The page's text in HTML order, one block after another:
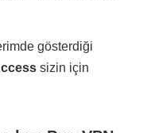
gösterdiği
sizin için